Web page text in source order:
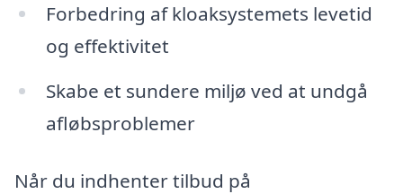
Forbedring af kloaksystemets levetid
og effektivitet
Skabe et sundere miljø ved at undgå
afløbsproblemer
Når du indhenter tilbud på